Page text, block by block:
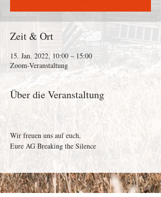
Zeit & Ort
15. Jan. 2022, 10:00 – 15:00
Zoom-Veranstaltung
Über die Veranstaltung
Wir freuen uns auf euch,
Eure AG Breaking the Silence